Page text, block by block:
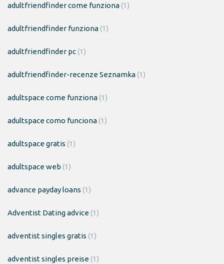
adultfriendfinder come funziona(1)
adultfriendfinder funziona(1)
adultfriendfinder pc(1)
adultfriendfinder-recenze Seznamka(1)
adultspace come funziona(1)
adultspace como funciona(1)
adultspace gratis (1)
adultspace web (1)
advance payday loans (1)
Adventist Dating advice(1)
adventist singles gratis (1)
adventist singles preise(1)